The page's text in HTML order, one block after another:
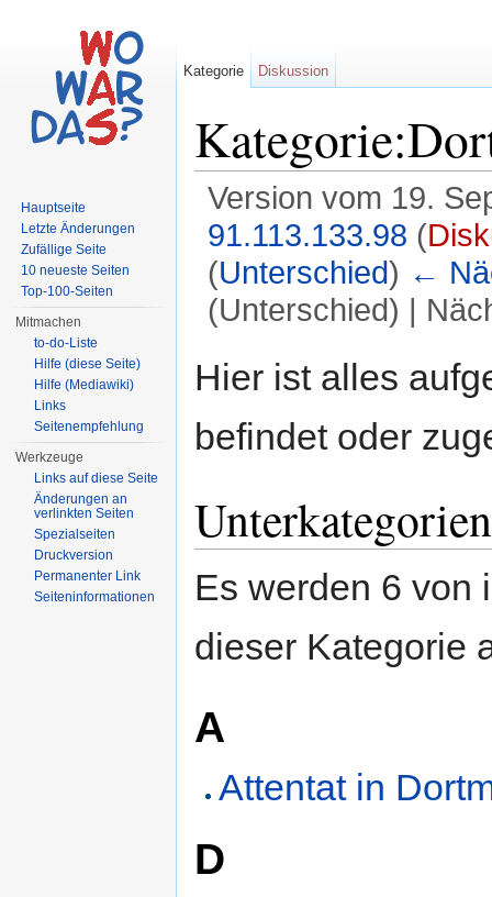
Version vom 19.
91.113.133.98 (
(Unterschied) ←
(Unterschied) |
Hier ist alles
befindet oder
Unterkategorien
Es werden 6 von
dieser Kategorie
A
Attentat in
D
Kategorie Diskussion
Hauptseite
Letzte Änderungen
Zufällige Seite
10 neueste Seiten
Top-100-Seiten
Mitmachen
to-do-Liste
Hilfe (diese Seite)
Hilfe (Mediawiki)
Links
Seitenempfehlung
Werkzeuge
Links auf diese Seite
Änderungen an
verlinkten Seiten
Spezialseiten
Druckversion
Permanenter Link
Seiteninformationen